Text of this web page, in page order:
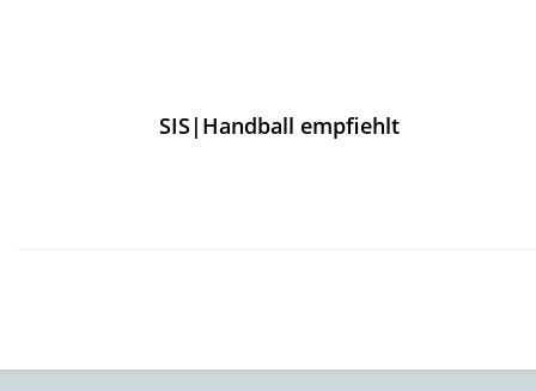
SIS|Handball empfiehlt